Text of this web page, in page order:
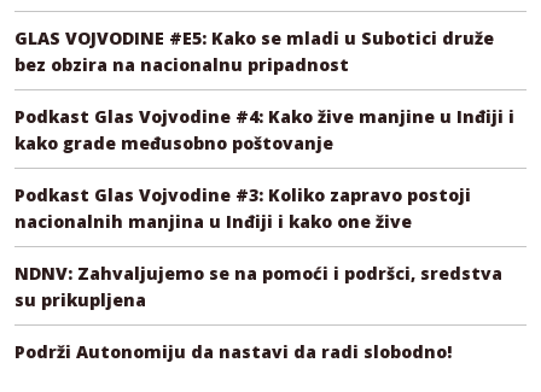
GLAS VOJVODINE #E5: Kako se mladi u Subotici druže
bez obzira na nacionalnu pripadnost
Podkast Glas Vojvodine #4: Kako žive manjine u Inđiji i
kako grade međusobno poštovanje
Podkast Glas Vojvodine #3: Koliko zapravo postoji
nacionalnih manjina u Inđiji i kako one žive
NDNV: Zahvaljujemo se na pomoći i podršci, sredstva
su prikupljena
Podrži Autonomiju da nastavi da radi slobodno!